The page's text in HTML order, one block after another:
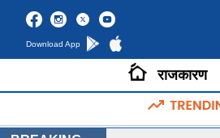
Download App
राजकारण